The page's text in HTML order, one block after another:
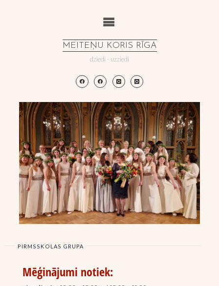
MEITEŅU KORIS RĪGA
dziedi - uzziedi
PIRMSSKOLAS GRUPA
Mēģinājumi notiek: